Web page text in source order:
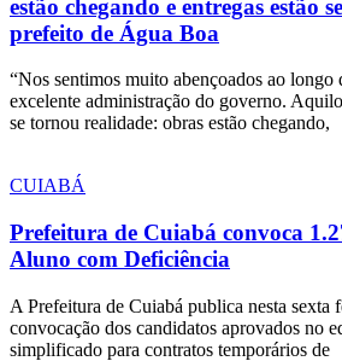
estão chegando e entregas estão
prefeito de Água Boa
“Nos sentimos muito abençoados ao longo
excelente administração do governo.
se tornou realidade: obras estão chegando,
CUIABÁ
Prefeitura de Cuiabá convoca
Aluno com Deficiência
A Prefeitura de Cuiabá publica nesta sexta
convocação dos candidatos aprovados no
simplificado para contratos temporários de